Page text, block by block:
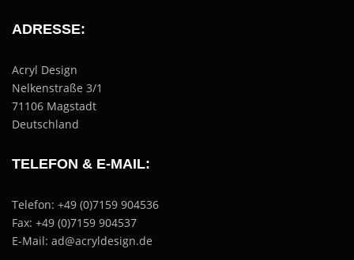
ADRESSE:
Acryl Design
Nelkenstraße 3/1
71106 Magstadt
Deutschland
TELEFON & E-MAIL:
Telefon: +49 (0)7159 904536
Fax: +49 (0)7159 904537
E-Mail: ad@acryldesign.de